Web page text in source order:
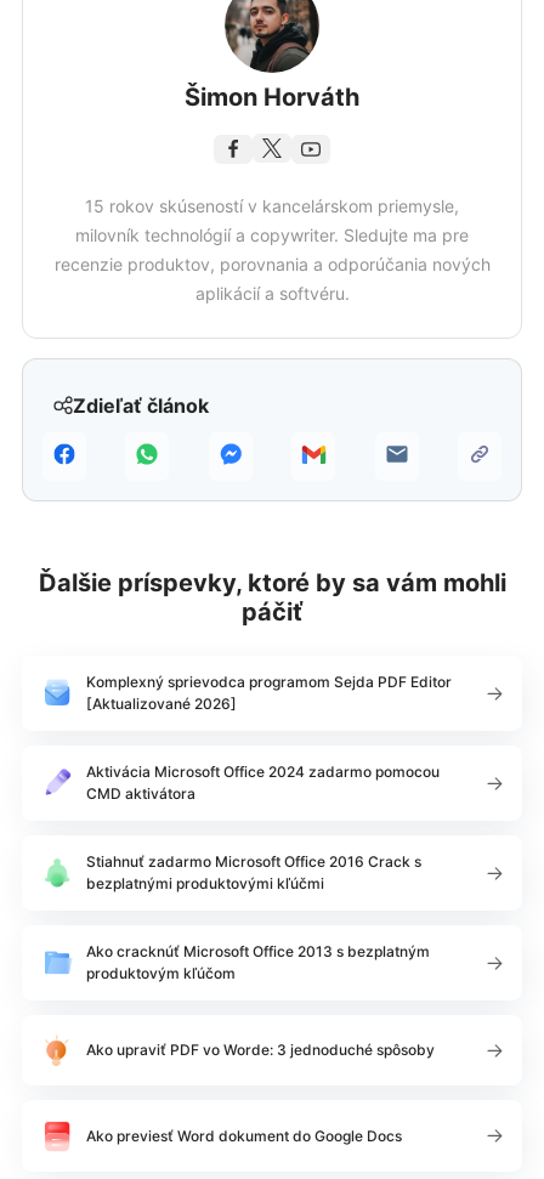
Zdieľať článok
Šimon Horváth
15 rokov skúseností v kancelárskom priemysle,
milovník technológií a copywriter. Sledujte ma pre
recenzie produktov, porovnania a odporúčania nových
aplikácií a softvéru.
Ďalšie príspevky, ktoré by sa vám mohli
páčiť
Komplexný sprievodca programom Sejda PDF Editor
[Aktualizované 2026]
Aktivácia Microsoft Office 2024 zadarmo pomocou
CMD aktivátora
Stiahnuť zadarmo Microsoft Office 2016 Crack s
bezplatnými produktovými kľúčmi
Ako cracknúť Microsoft Office 2013 s bezplatným
produktovým kľúčom
Ako upraviť PDF vo Worde: 3 jednoduché spôsoby
Ako previesť Word dokument do Google Docs